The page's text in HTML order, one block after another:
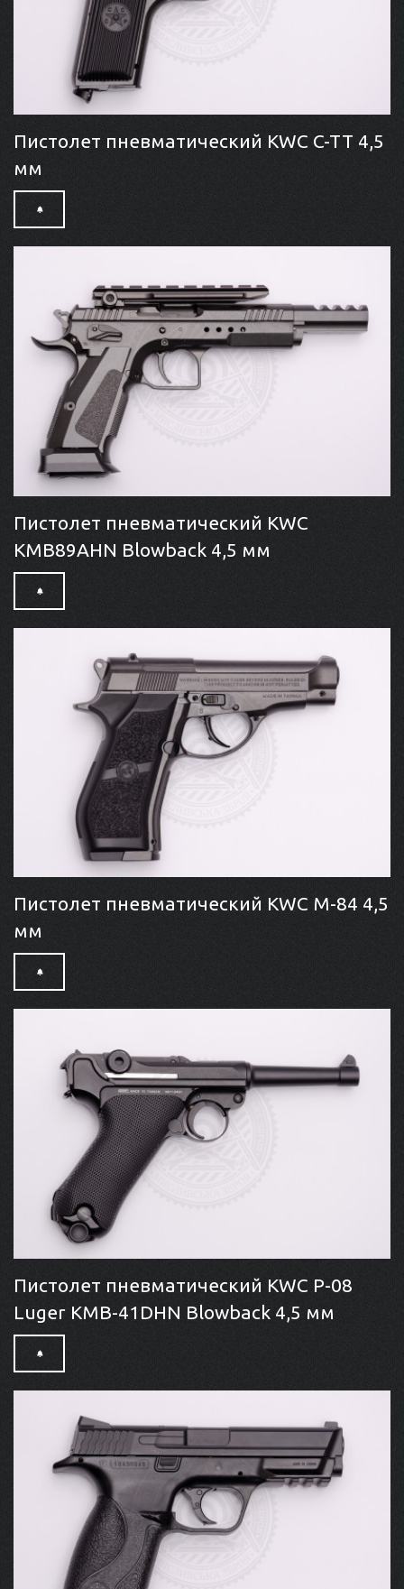
Пистолет пневматический KWC C-TT 4,5
мм
Пистолет пневматический KWC
KMB89AHN Blowback 4,5 мм
Пистолет пневматический KWC M-84 4,5
мм
Пистолет пневматический KWC P-08
Luger KMB-41DHN Blowback 4,5 мм